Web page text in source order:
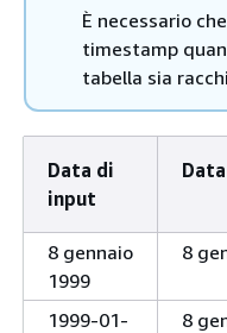
È necessario
timestamp
tabella sia
Data di
input
8 gennaio
1999
8
1999-01-
8